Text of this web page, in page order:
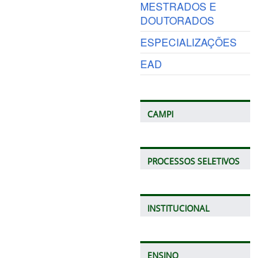
MESTRADOS E
DOUTORADOS
ESPECIALIZAÇÕES
EAD
CAMPI
PROCESSOS SELETIVOS
INSTITUCIONAL
ENSINO